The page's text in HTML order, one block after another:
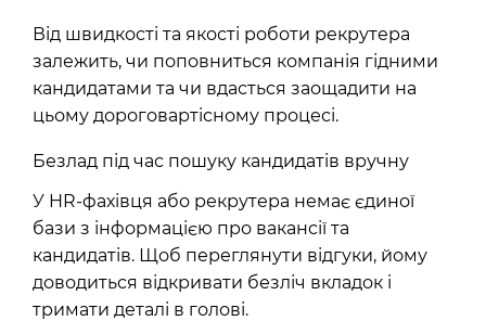
Від швидкості та якості роботи рекрутера
залежить, чи поповниться компанія гідними
кандидатами та чи вдасться заощадити на
цьому дороговартісному процесі.
Безлад під час пошуку кандидатів вручну
У HR-фахівця або рекрутера немає єдиної
бази з інформацією про вакансії та
кандидатів. Щоб переглянути відгуки, йому
доводиться відкривати безліч вкладок і
тримати деталі в голові.